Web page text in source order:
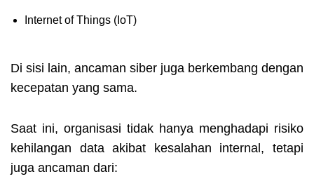
Internet of Things (IoT)
Di sisi lain, ancaman siber juga berkembang dengan
kecepatan yang sama.
Saat ini, organisasi tidak hanya menghadapi risiko
kehilangan data akibat kesalahan internal, tetapi
juga ancaman dari: